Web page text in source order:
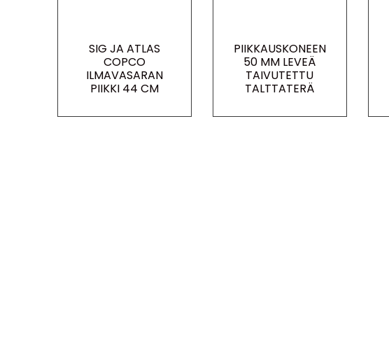
SIG JA ATLAS
COPCO
ILMAVASARAN
PIIKKI 44 CM
PIIKKAUSKONEEN
50 MM LEVEÄ
TAIVUTETTU
TALTTATERÄ